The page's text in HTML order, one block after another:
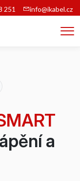
251 info@ikabel.cz
a